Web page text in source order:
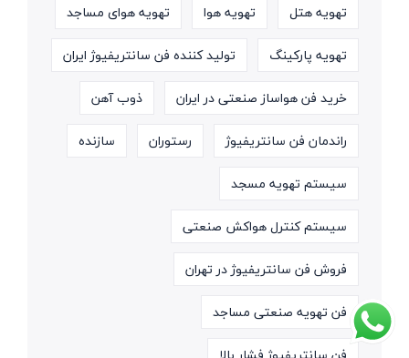
تهویه هتل
تهویه هوا
تهویه هوای مساجد
تهویه پارکینگ
تولید کننده فن سانتریفیوژ ایران
خرید فن هواساز صنعتی در ایران
ذوب آهن
راندمان فن سانتریفیوژ
رستوران
سازنده
سیستم تهویه مسجد
سیستم کنترل هواکش صنعتی
فروش فن سانتریفیوژ در تهران
فن تهویه صنعتی مساجد